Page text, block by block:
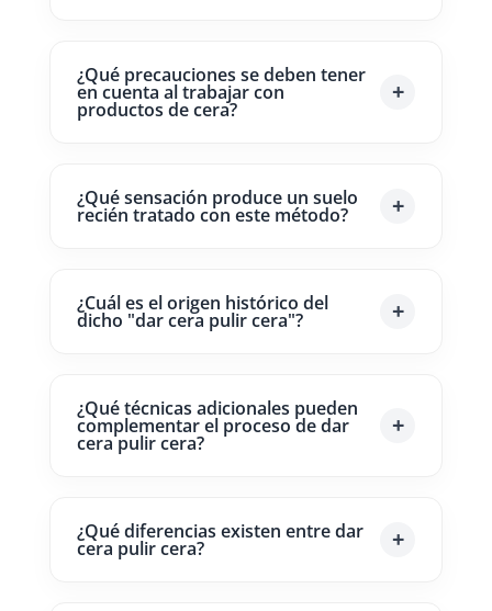
¿Qué precauciones se deben tener
en cuenta al trabajar con
productos de cera?
¿Qué sensación produce un suelo
recién tratado con este método?
¿Cuál es el origen histórico del
dicho "dar cera pulir cera"?
¿Qué técnicas adicionales pueden
complementar el proceso de dar
cera pulir cera?
¿Qué diferencias existen entre dar
cera pulir cera?